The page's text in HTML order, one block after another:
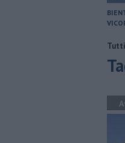
Ossicombustore, "Serve